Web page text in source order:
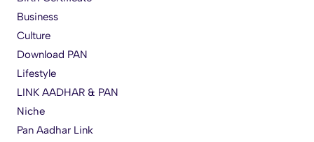
Business
Culture
Download PAN
Lifestyle
LINK AADHAR & PAN
Niche
Pan Aadhar Link